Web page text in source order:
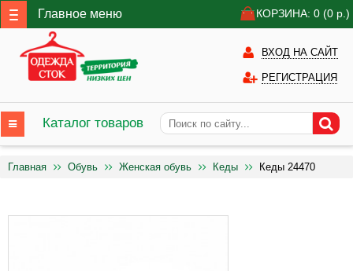
Главное меню КОРЗИНА: 0 (0 р.)
ВХОД НА САЙТ
РЕГИСТРАЦИЯ
Каталог товаров
Главная Обувь Женская обувь Кеды Кеды 24470